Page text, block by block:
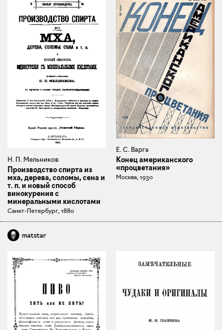
Н. П. Мельников
Производство спирта из
мха, дерева, соломы, сена и
т. п. и новый способ
винокурения с
минеральными кислотами
Санкт-Петербург, 1880
Е. С. Варга
Конец американского
«процветания»
Москва, 1930
matstar